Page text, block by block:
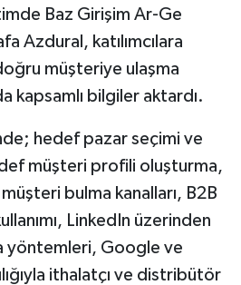
Baz Girişim Ar-Ge
Azdural, katılımcılara
müşteriye ulaşma
kapsamlı bilgiler aktardı.
hedef pazar seçimi ve
müşteri profili oluşturma,
bulma kanalları, B2B
LinkedIn üzerinden
yöntemleri, Google ve
ithalatçı ve distribütör